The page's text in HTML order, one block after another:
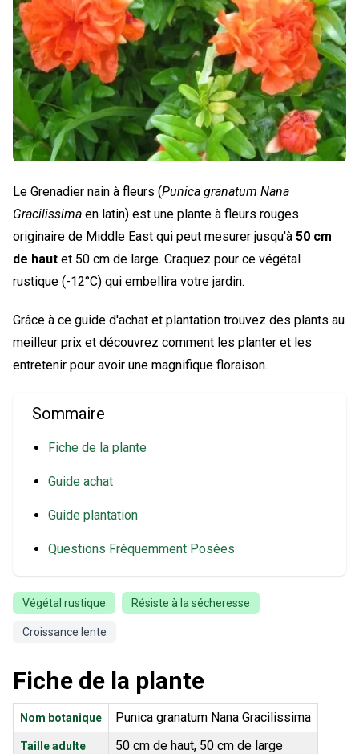
Le Grenadier nain à fleurs (Punica granatum Nana
Gracilissima en latin) est une plante à fleurs rouges
originaire de Middle East qui peut mesurer jusqu'à 50 cm
de haut et 50 cm de large. Craquez pour ce végétal
rustique (-12°C) qui embellira votre jardin.
Grâce à ce guide d'achat et plantation trouvez des plants au
meilleur prix et découvrez comment les planter et les
entretenir pour avoir une magnifique floraison.
Sommaire
Fiche de la plante
Guide achat
Guide plantation
Questions Fréquemment Posées
Végétal rustique Résiste à la sécheresse
Croissance lente
Fiche de la plante
Nom botanique Punica granatum Nana Gracilissima
Taille adulte 50 cm de haut, 50 cm de large